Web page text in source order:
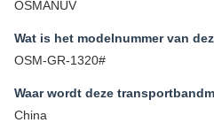
OSMANUV
Wat is het modelnummer van
OSM-GR-1320#
Waar wordt deze
China